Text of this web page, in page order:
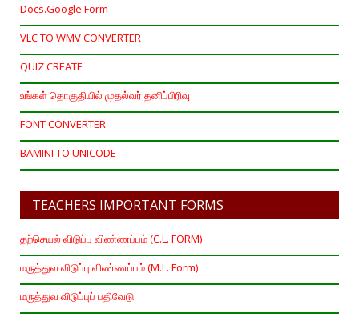
Docs.Google Form
VLC TO WMV CONVERTER
QUIZ CREATE
உங்கள் தொகுதியில் முதல்வர் தனிப்பிரிவு
FONT CONVERTER
BAMINI TO UNICODE
TEACHERS IMPORTANT FORMS
தற்செயல் விடுப்பு விண்ணப்பம் (C.L. FORM)
மருத்துவ விடுப்பு விண்ணப்பம் (M.L. Form)
மருத்துவ விடுப்புப் பதிவேடு